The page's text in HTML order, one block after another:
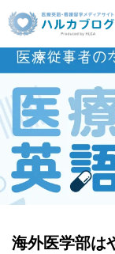
海外医学部は